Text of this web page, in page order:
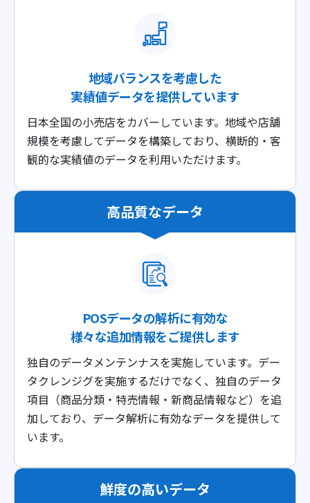
地域バランスを考慮した
実績値データを提供しています
日本全国の小売店をカバーしています。地域や店舗
規模を考慮してデータを構築しており、横断的・客
観的な実績値のデータを利用いただけます。
高品質なデータ
POSデータの解析に有効な
様々な追加情報をご提供します
独自のデータメンテンナスを実施しています。デー
タクレンジグを実施するだけでなく、独自のデータ
項目（商品分類・特売情報・新商品情報など）を追
加しており、データ解析に有効なデータを提供して
います。
鮮度の高いデータ